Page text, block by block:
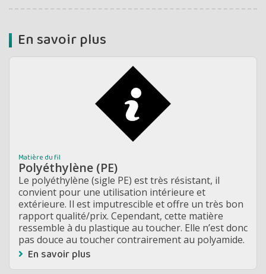
En savoir plus
Matière du fil
Polyéthylène (PE)
Le polyéthylène (sigle PE) est très résistant, il
convient pour une utilisation intérieure et
extérieure. Il est imputrescible et offre un très bon
rapport qualité/prix. Cependant, cette matière
ressemble à du plastique au toucher. Elle n’est donc
pas douce au toucher contrairement au polyamide.
En savoir plus